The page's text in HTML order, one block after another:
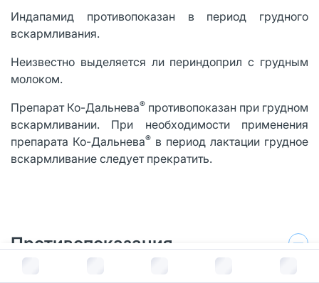
В корзину за руб.
Индапамид противопоказан в период грудного
вскармливания.
Неизвестно выделяется ли периндоприл с грудным
молоком.
Препарат Ко-Дальнева® противопоказан при грудном
вскармливании. При необходимости применения
препарата Ко-Дальнева® в период лактации грудное
вскармливание следует прекратить.
Противопоказания
Повышенная чувствительность к амлодипину